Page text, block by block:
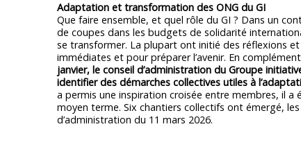
Adaptation et transformation des ONG du GI
Que faire ensemble, et quel rôle du GI ? Dans un
de coupes dans les budgets de solidarité
se transformer. La plupart ont initié des réflexions
immédiates et pour préparer l’avenir. En
janvier, le conseil d’administration du Groupe
identifier des démarches collectives utiles à
a permis une inspiration croisée entre membres, il a
moyen terme. Six chantiers collectifs ont émergé,
d’administration du 11 mars 2026.